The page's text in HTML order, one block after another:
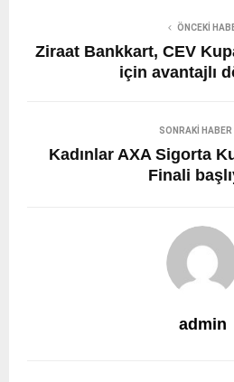
ÖNCEKI
Ziraat Bankkart, CEV
için avantajlı
SONRAKI HABER
Kadınlar AXA Sigorta
Finali
admin